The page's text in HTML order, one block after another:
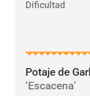
Dificultad
Potaje de
‘Escacena’